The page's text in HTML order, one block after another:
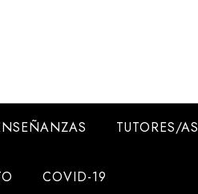
TUTORES/AS
COVID-19